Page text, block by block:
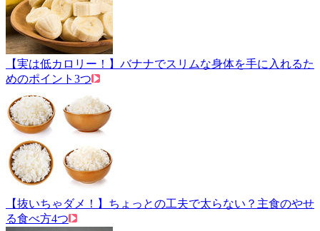
【実は低カロリー！】バナナでスリムな身体を手に入れるた
めのポイント3つ
【抜いちゃダメ！】ちょっとの工夫で太らない？主食のやせ
る食べ方4つ